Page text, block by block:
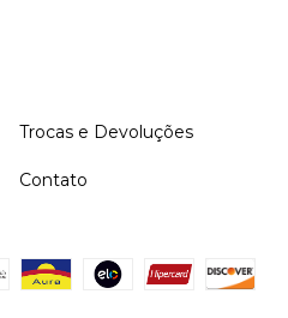
Trocas e Devoluções
Contato